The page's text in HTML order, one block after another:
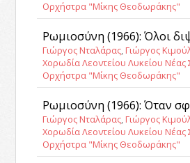
Ορχήστρα "Μίκης Θεοδωράκης"
Ρωμιοσύνη (1966): Όλοι
Γιώργος Νταλάρας, Γιώργος
Χορωδία Λεοντείου Λυκείου Νέας
Ορχήστρα "Μίκης Θεοδωράκης"
Ρωμιοσύνη (1966): Όταν
Γιώργος Νταλάρας, Γιώργος
Χορωδία Λεοντείου Λυκείου Νέας
Ορχήστρα "Μίκης Θεοδωράκης"